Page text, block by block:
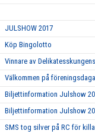
JULSHOW 2017
Köp Bingolotto
Vinnare av
Välkommen på
Biljettinformation Julshow
Biljettinformation Julshow
SMS tog silver på RC för